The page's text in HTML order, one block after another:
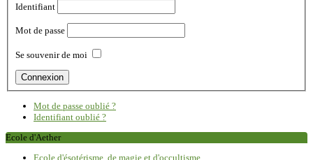
Identifiant
Mot de passe
Se souvenir de moi
Mot de passe oublié ?
Identifiant oublié ?
Ecole d'Aether
Ecole d'ésotérisme, de magie et d'occultisme